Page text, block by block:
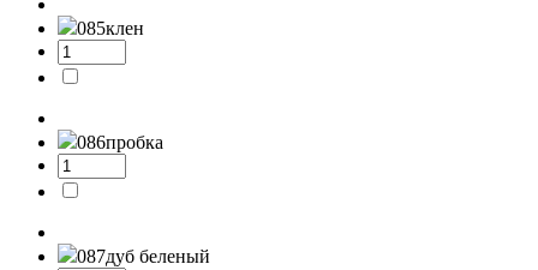
085клен
086пробка
087дуб беленый